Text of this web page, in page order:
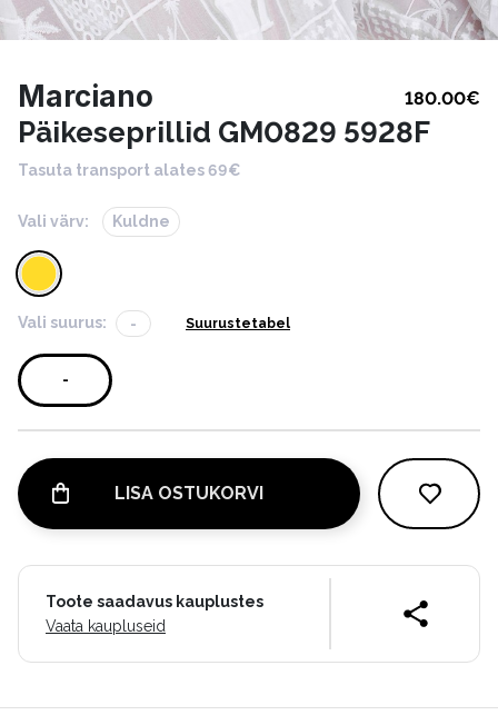
Marciano 180.00€
Päikeseprillid GM0829 5928F
Tasuta transport alates 69€
Vali värv: Kuldne
Vali suurus: - Suurustetabel
-
LISA OSTUKORVI
Toote saadavus kauplustes
Vaata kaupluseid